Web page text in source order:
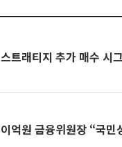
스트래티지 추가 매수
이억원 금융위원장 “국